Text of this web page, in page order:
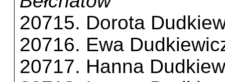
20715. Dorota
20716. Ewa
20717. Hanna